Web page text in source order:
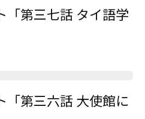
「第三七話 タイ語学
「第三六話 大使館に